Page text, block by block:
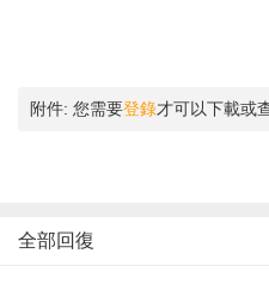
附件: 您需要登錄才可以下載或
全部回復